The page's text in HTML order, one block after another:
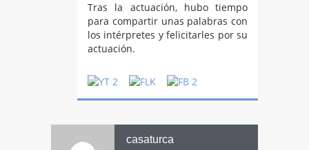
Tras la actuación, hubo tiempo
para compartir unas palabras con
los intérpretes y felicitarles por su
actuación.
casaturca